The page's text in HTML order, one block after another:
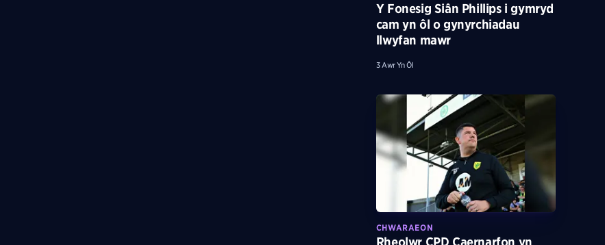
Y Fonesig Siân Phillips i gymryd
cam yn ôl o gynyrchiadau
llwyfan mawr
3 Awr Yn Ôl
CHWARAEON
Rheolwr CPD Caernarfon yn